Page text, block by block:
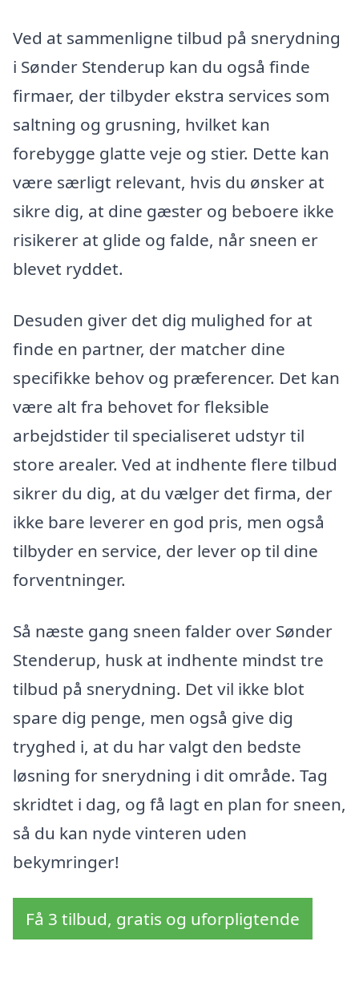
Ved at sammenligne tilbud på snerydning
i Sønder Stenderup kan du også finde
firmaer, der tilbyder ekstra services som
saltning og grusning, hvilket kan
forebygge glatte veje og stier. Dette kan
være særligt relevant, hvis du ønsker at
sikre dig, at dine gæster og beboere ikke
risikerer at glide og falde, når sneen er
blevet ryddet.
Desuden giver det dig mulighed for at
finde en partner, der matcher dine
specifikke behov og præferencer. Det kan
være alt fra behovet for fleksible
arbejdstider til specialiseret udstyr til
store arealer. Ved at indhente flere tilbud
sikrer du dig, at du vælger det firma, der
ikke bare leverer en god pris, men også
tilbyder en service, der lever op til dine
forventninger.
Så næste gang sneen falder over Sønder
Stenderup, husk at indhente mindst tre
tilbud på snerydning. Det vil ikke blot
spare dig penge, men også give dig
tryghed i, at du har valgt den bedste
løsning for snerydning i dit område. Tag
skridtet i dag, og få lagt en plan for sneen,
så du kan nyde vinteren uden
bekymringer!
Få 3 tilbud, gratis og uforpligtende